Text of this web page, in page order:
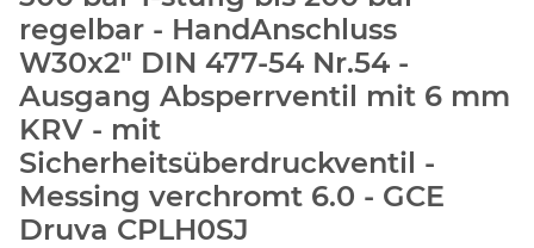
regelbar - HandAnschluss
W30x2" DIN 477-54 Nr.54 -
Ausgang Absperrventil mit 6 mm
KRV - mit
Sicherheitsüberdruckventil -
Messing verchromt 6.0 - GCE
Druva CPLH0SJ